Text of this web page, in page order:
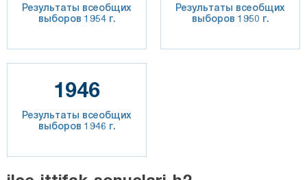
Результаты всеобщих
выборов 1954 г.
Результаты всеобщих
выборов 1950 г.
1946
Результаты всеобщих
выборов 1946 г.